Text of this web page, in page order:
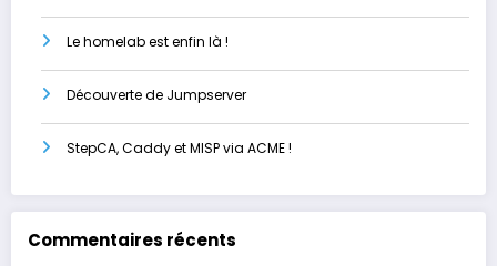
Le homelab est enfin là !
Découverte de Jumpserver
StepCA, Caddy et MISP via ACME !
Commentaires récents